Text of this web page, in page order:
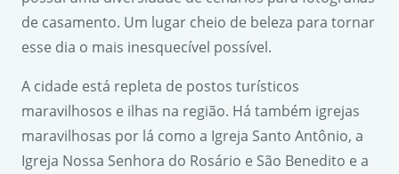
de casamento. Um lugar cheio de beleza para tornar
esse dia o mais inesquecível possível.
A cidade está repleta de postos turísticos
maravilhosos e ilhas na região. Há também igrejas
maravilhosas por lá como a Igreja Santo Antônio, a
Igreja Nossa Senhora do Rosário e São Benedito e a